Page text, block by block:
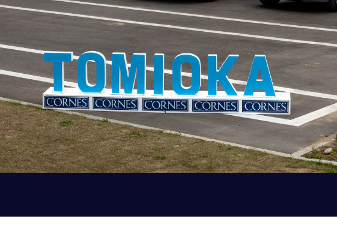
BENTLEY
LAMBORGHINI
PORSCHE
ROLLS ROYCE
SINGER VEHICLE DESIGN